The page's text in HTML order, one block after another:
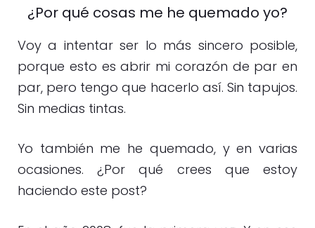
¿Por qué cosas me he quemado yo?
Voy a intentar ser lo más sincero posible,
porque esto es abrir mi corazón de par en
par, pero tengo que hacerlo así. Sin tapujos.
Sin medias tintas.
Yo también me he quemado, y en varias
ocasiones. ¿Por qué crees que estoy
haciendo este post?